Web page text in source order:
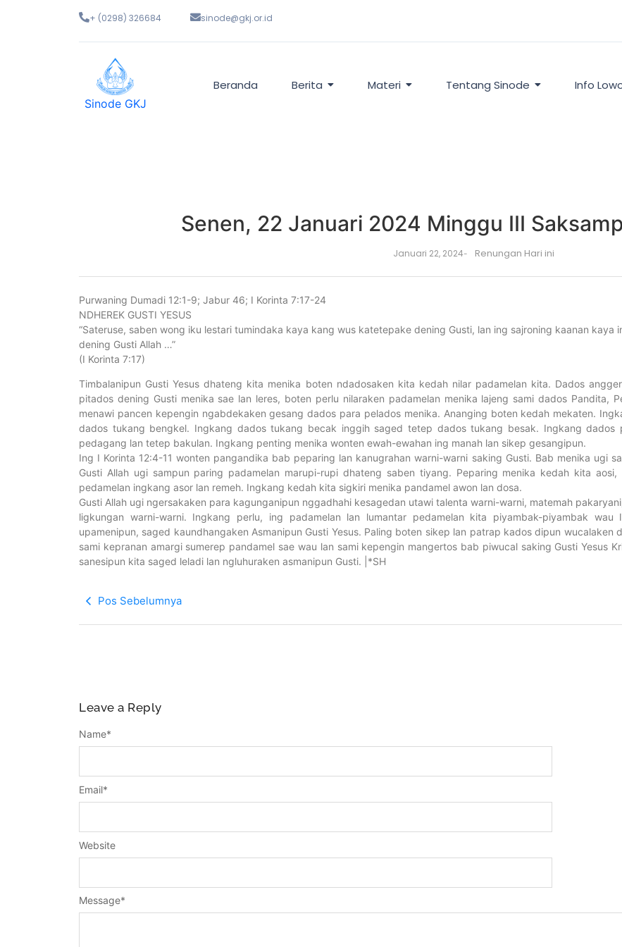
+ (0298) 326684 sinode@gkj.or.id
Sinode GKJ
Beranda Berita Materi Tentang Sinode Info
Senen, 22 Januari 2024 Minggu III
Januari 22, 2024- Renungan Hari ini
Purwaning Dumadi 12:1-9; Jabur 46; I Korinta 7:17-24
NDHEREK GUSTI YESUS
“Sateruse, saben wong iku lestari tumindaka kaya kang wus katetepake dening Gusti, lan ing sajroning kaanan kaya
dening Gusti Allah …”
(I Korinta 7:17)
Timbalanipun Gusti Yesus dhateng kita menika boten ndadosaken kita kedah nilar padamelan kita. Dados
pitados dening Gusti menika sae lan leres, boten perlu nilaraken padamelan menika lajeng sami dados Pandita,
menawi pancen kepengin ngabdekaken gesang dados para pelados menika. Ananging boten kedah mekaten.
dados tukang bengkel. Ingkang dados tukang becak inggih saged tetep dados tukang besak. Ingkang
pedagang lan tetep bakulan. Ingkang penting menika wonten ewah-ewahan ing manah lan sikep gesangipun.
Ing I Korinta 12:4-11 wonten pangandika bab peparing lan kanugrahan warni-warni saking Gusti. Bab menika ugi
Gusti Allah ugi sampun paring padamelan marupi-rupi dhateng saben tiyang. Peparing menika kedah kita
pedamelan ingkang asor lan remeh. Ingkang kedah kita sigkiri menika pandamel awon lan dosa.
Gusti Allah ugi ngersakaken para kagunganipun nggadhahi kesagedan utawi talenta warni-warni, matemah
ligkungan warni-warni. Ingkang perlu, ing padamelan lan lumantar pedamelan kita piyambak-piyambak wau
upamenipun, saged kaundhangaken Asmanipun Gusti Yesus. Paling boten sikep lan patrap kados dipun wucalaken
sami kepranan amargi sumerep pandamel sae wau lan sami kepengin mangertos bab piwucal saking Gusti Yesus
sanesipun kita saged leladi lan ngluhuraken asmanipun Gusti. |*SH
Pos Sebelumnya
Leave a Reply
Message*
Name*
Email*
Website